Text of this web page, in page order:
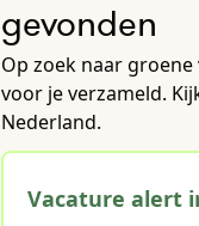
gevonden
Op zoek naar
voor je verzameld.
Nederland.
Vacature alert